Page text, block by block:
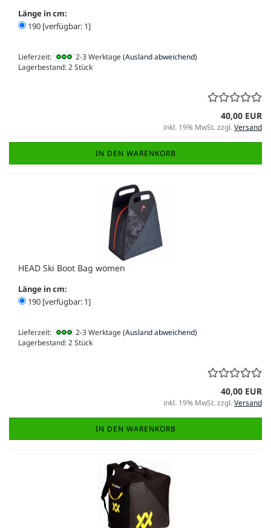
Länge in cm:
190 [verfügbar: 1]
Lieferzeit: 2-3 Werktage(Ausland abweichend)
Lagerbestand: 2 Stück
40,00 EUR
inkl. 19% MwSt. zzgl.Versand
IN DEN WARENKORB
HEAD Ski Boot Bag women
Länge in cm:
190 [verfügbar: 1]
Lieferzeit: 2-3 Werktage(Ausland abweichend)
Lagerbestand: 2 Stück
40,00 EUR
inkl. 19% MwSt. zzgl.Versand
IN DEN WARENKORB